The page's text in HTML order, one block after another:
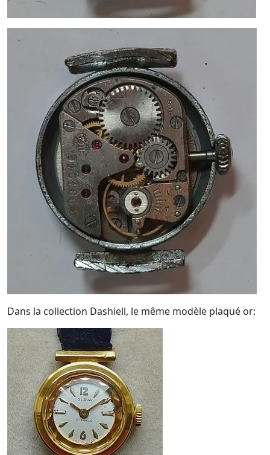
Dans la collection Dashiell, le même modèle plaqué or: